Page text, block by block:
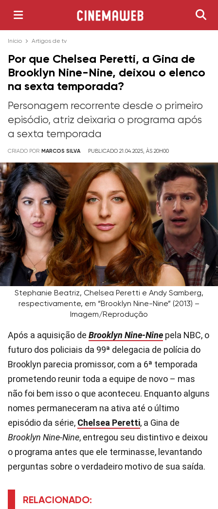
Início Artigos de tv
Por que Chelsea Peretti, a Gina de
Brooklyn Nine-Nine, deixou o elenco
na sexta temporada?
Personagem recorrente desde o primeiro
episódio, atriz deixaria o programa após
a sexta temporada
CRIADO POR MARCOS SILVA PUBLICADO 21.04.2025, ÀS 20H00
Stephanie Beatriz, Chelsea Peretti e Andy Samberg,
respectivamente, em “Brooklyn Nine-Nine” (2013) –
Imagem/Reprodução
Após a aquisição de Brooklyn Nine-Nine pela NBC, o
futuro dos policiais da 99ª delegacia de polícia do
Brooklyn parecia promissor, com a 6ª temporada
prometendo reunir toda a equipe de novo – mas
não foi bem isso o que aconteceu. Enquanto alguns
nomes permaneceram na ativa até o último
episódio da série, Chelsea Peretti, a Gina de
Brooklyn Nine-Nine, entregou seu distintivo e deixou
o programa antes que ele terminasse, levantando
perguntas sobre o verdadeiro motivo de sua saída.
RELACIONADO: